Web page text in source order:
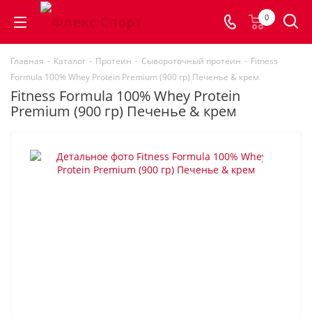
0
Главная - Каталог - Протеин - Сывороточный протеин - Fitness
Formula 100% Whey Protein Premium (900 гр) Печенье & крем
Fitness Formula 100% Whey Protein
Premium (900 гр) Печенье & крем